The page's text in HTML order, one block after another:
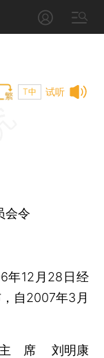
试听
T中
会令
12月28日经
自2007年3月
席 刘明康